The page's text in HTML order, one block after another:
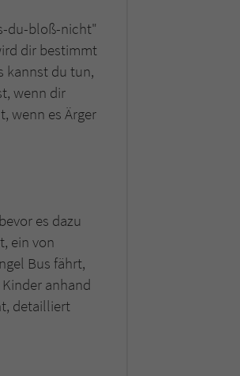
du-bloß-nicht"
dir bestimmt
kannst du tun,
wenn dir
wenn es Ärger
es dazu
ein von
Bus fährt,
anhand
detailliert